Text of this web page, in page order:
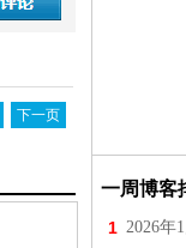
下一页
一周博客
1 2026年